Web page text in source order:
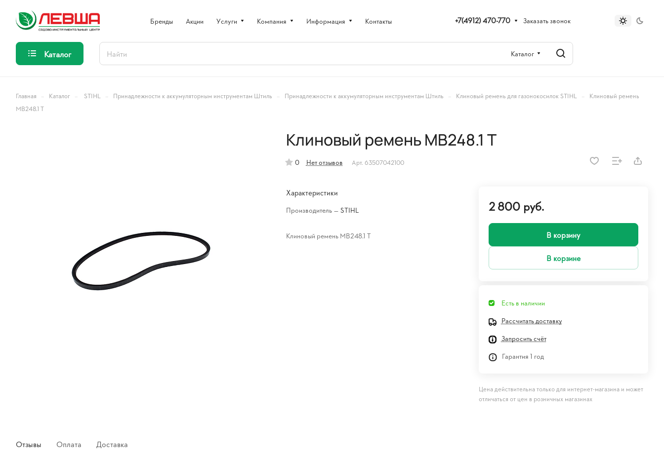
Бренды Акции Услуги Компания Информация Контакты +7(4912) 470-770 Заказать звонок
Каталог Каталог
Главная – Каталог – STIHL – Принадлежности к аккумуляторным инструментам Штиль – Принадлежности к аккумуляторным инструментам Штиль – Клиновый ремень для газонокосилок STIHL –
Клиновый ремень
МВ248.1 Т
Клиновый ремень МВ248.1 Т
0 Нет отзывов Арт. 63507042100
Характеристики
Производитель — STIHL
Клиновый ремень МВ248.1 Т
2 800 руб.
В корзину
В корзине
Есть в наличии
Рассчитать доставку
Запросить счёт
Гарантия 1 год
Цена действительна только для интернет-магазина и может
отличаться от цен в розничных магазинах
Отзывы Оплата Доставка